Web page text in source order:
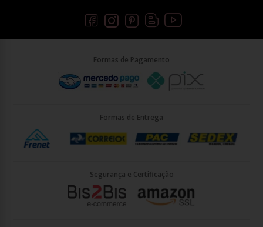
Formas de Pagamento
Formas de Entrega
Segurança e Certificação